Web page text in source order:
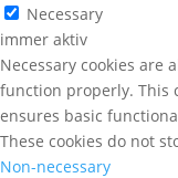
Necessary
immer aktiv
Necessary cookies are
function properly. This
ensures basic
These cookies do not
Non-necessary